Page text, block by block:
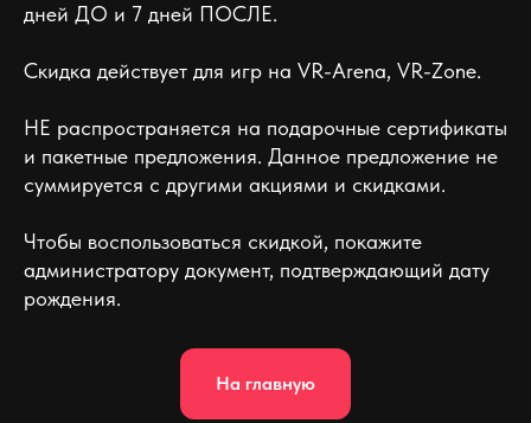
дней ДО и 7 дней ПОСЛЕ.
Скидка действует для игр на VR-Arena, VR-Zone.
НЕ распространяется на подарочные сертификаты
и пакетные предложения. Данное предложение не
суммируется с другими акциями и скидками.
Чтобы воспользоваться скидкой, покажите
администратору документ, подтверждающий дату
рождения.
На главную